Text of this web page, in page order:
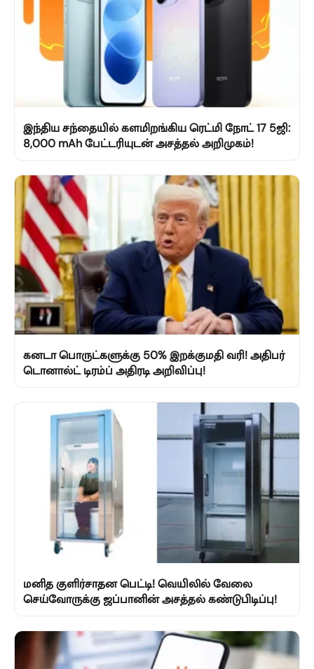
இந்திய சந்தையில் களமிறங்கிய ரெட்மி நோட் 17 5ஜி:
8,000 mAh பேட்டரியுடன் அசத்தல் அறிமுகம்!
கனடா பொருட்களுக்கு 50% இறக்குமதி வரி! அதிபர்
டொனால்ட் டிரம்ப் அதிரடி அறிவிப்பு!
மனித குளிர்சாதன பெட்டி! வெயிலில் வேலை
செய்வோருக்கு ஜப்பானின் அசத்தல் கண்டுபிடிப்பு!